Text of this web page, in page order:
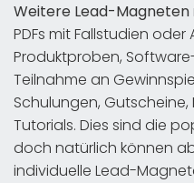
Weitere Lead-Magneten
PDFs mit Fallstudien
Produktproben,
Teilnahme an
Schulungen,
Tutorials. Dies sind die
doch natürlich können
individuelle Lead-